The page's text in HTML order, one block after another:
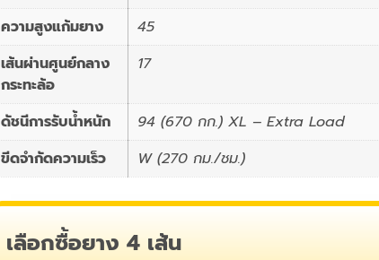
ความสูงแก้มยาง
45
เส้นผ่านศูนย์กลาง
กระทะล้อ
17
ดัชนีการรับน้ำหนัก
94 (670 กก.) XL – Extra Load
ขีดจำกัดความเร็ว
W (270 กม./ชม.)
เลือกซื้อยาง 4 เส้น